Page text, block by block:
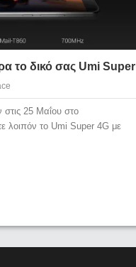
το δικό σας Umi Super
στις 25 Μαΐου στο
λοιπόν το Umi Super 4G με